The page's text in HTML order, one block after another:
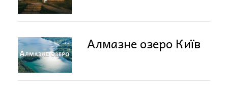
Алмазне озеро Київ